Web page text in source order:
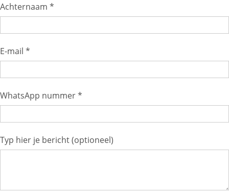
Achternaam *
E-mail *
WhatsApp nummer *
Typ hier je bericht (optioneel)